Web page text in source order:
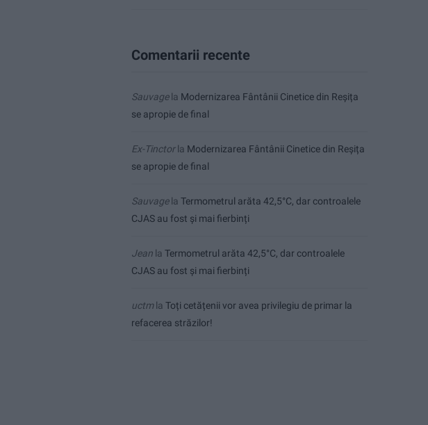
Comentarii recente
Sauvagela Modernizarea Fântânii Cinetice din Reșița
se apropie de final
Ex-Tinctorla Modernizarea Fântânii Cinetice din Reșița
se apropie de final
Sauvagela Termometrul arăta 42,5°C, dar controalele
CJAS au fost și mai fierbinți
Jean la Termometrul arăta 42,5°C, dar controalele
CJAS au fost și mai fierbinți
uctmla Toți cetățenii vor avea privilegiu de primar la
refacerea străzilor!